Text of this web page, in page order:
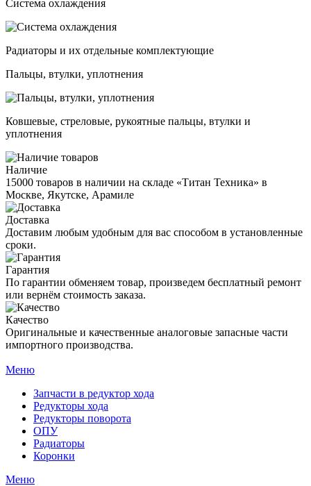
Система охлаждения
Радиаторы и их отдельные комплектующие
Пальцы, втулки, уплотнения
Ковшевые, стреловые, рукоятные пальцы, втулки и
уплотнения
Наличие
15000 товаров в наличии на складе «Титан Техника» в
Москве, Якутске, Арамиле
Доставка
Доставим любым удобным для вас способом в установленные
сроки.
Гарантия
По гарантии обменяем товар, произведем бесплатный ремонт
или вернём стоимость заказа.
Качество
Оригинальные и качественные аналоговые запасные части
импортного производства.
Меню
Запчасти в редуктор хода
Редукторы хода
Редукторы поворота
ОПУ
Радиаторы
Коронки
Меню